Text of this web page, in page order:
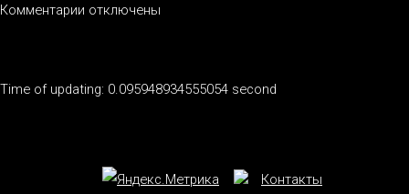
Комментарии отключены
Time of updating: 0.095948934555054 second
Контакты